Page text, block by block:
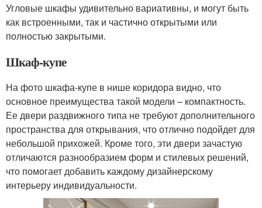
Угловые шкафы удивительно вариативны, и могут быть
как встроенными, так и частично открытыми или
полностью закрытыми.
Шкаф-купе
На фото шкафа-купе в нише коридора видно, что
основное преимущества такой модели – компактность.
Ее двери раздвижного типа не требуют дополнительного
пространства для открывания, что отлично подойдет для
небольшой прихожей. Кроме того, эти двери зачастую
отличаются разнообразием форм и стилевых решений,
что помогает добавить каждому дизайнерскому
интерьеру индивидуальности.